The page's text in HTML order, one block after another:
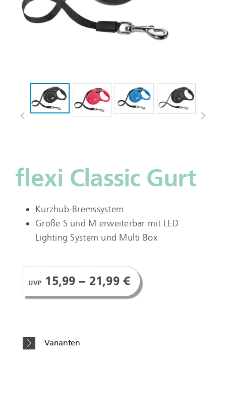
flexi Classic Gurt
Kurzhub-Bremssystem
Größe S und M erweiterbar mit LED
Lighting System und Multi Box
UVP 15,99 – 21,99 €
Varianten